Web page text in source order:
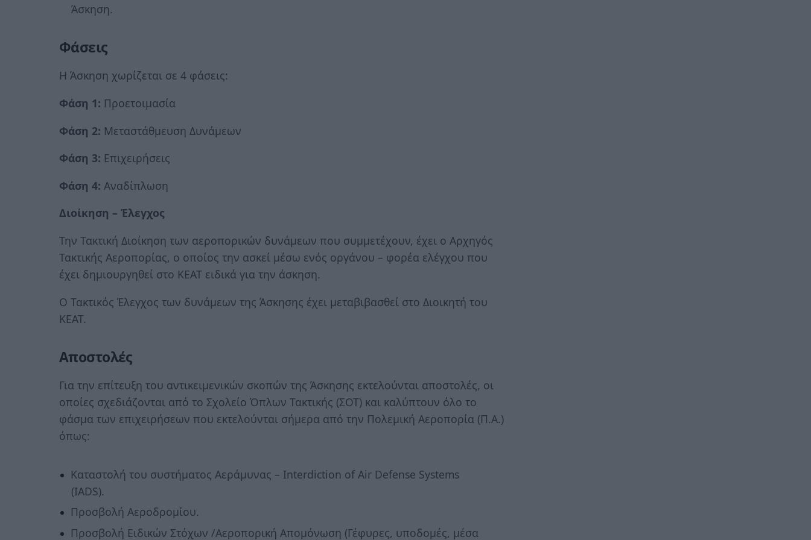
Άσκηση.
Φάσεις
Η Άσκηση χωρίζεται σε 4 φάσεις:
Φάση 1: Προετοιμασία
Φάση 2: Μεταστάθμευση Δυνάμεων
Φάση 3: Επιχειρήσεις
Φάση 4: Αναδίπλωση
Διοίκηση – Έλεγχος
Την Τακτική Διοίκηση των αεροπορικών δυνάμεων που συμμετέχουν, έχει ο Αρχηγός
Τακτικής Αεροπορίας, ο οποίος την ασκεί μέσω ενός οργάνου – φορέα ελέγχου που
έχει δημιουργηθεί στο ΚΕΑΤ ειδικά για την άσκηση.
Ο Τακτικός Έλεγχος των δυνάμεων της Άσκησης έχει μεταβιβασθεί στο Διοικητή του
ΚΕΑΤ.
Αποστολές
Για την επίτευξη του αντικειμενικών σκοπών της Άσκησης εκτελούνται αποστολές, οι
οποίες σχεδιάζονται από το Σχολείο Όπλων Τακτικής (ΣΟΤ) και καλύπτουν όλο το
φάσμα των επιχειρήσεων που εκτελούνται σήμερα από την Πολεμική Αεροπορία (Π.Α.)
όπως:
Καταστολή του συστήματος Αεράμυνας – Interdiction of Air Defense Systems
(IADS).
Προσβολή Αεροδρομίου.
Προσβολή Ειδικών Στόχων /Αεροπορική Απομόνωση (Γέφυρες, υποδομές, μέσα